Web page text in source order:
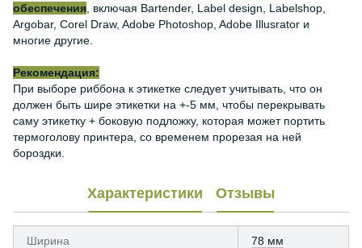
обеспечения , включая Bartender, Label design, Labelshop,
Argobar, Corel Draw, Adobe Photoshop, Adobe Illusrator и
многие другие.
Рекомендация:
При выборе риббона к этикетке следует учитывать, что он
должен быть шире этикетки на +-5 мм, чтобы перекрывать
саму этикетку + боковую подложку, которая может портить
термоголову принтера, со временем прорезая на ней
бороздки.
Характеристики Отзывы
Ширина 78 мм